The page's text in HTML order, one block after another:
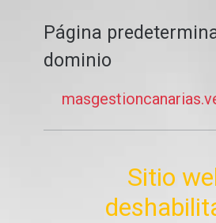
Página
dominio
Sitio